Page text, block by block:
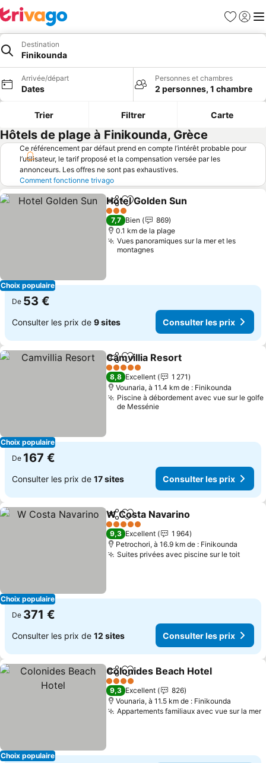
Favoris
Se
Destination
Finikounda
Arrivée/départ
Dates
Personnes et chambres
2 personnes, 1 chambre
Trier Filtrer Carte
Hôtels de plage à Finikounda, Grèce
Ce référencement par défaut prend en compte l’intérêt probable pour
l’utilisateur, le tarif proposé et la compensation versée par les
annonceurs. Les offres ne sont pas exhaustives.
Comment fonctionne trivago
Choix populaire
PartagerAjouter à mes favoris
Hotel Golden Sun
3 Étoiles
7,7 Bien
869
0.1 km de la plage
Vues panoramiques sur la mer et les
montagnes
De 53 €
Consulter les prix de 9 sites Consulter les prix
Choix populaire
PartagerAjouter à mes favoris
Camvillia Resort
5 Étoiles
8,8 Excellent
1 271
Vounaria, à 11.4 km de : Finikounda
Piscine à débordement avec vue sur le golfe
de Messénie
De 167 €
Consulter les prix de 17 sites Consulter les prix
Choix populaire
PartagerAjouter à mes favoris
W Costa Navarino
5 Étoiles
9,3 Excellent
1 964
Petrochori, à 16.9 km de : Finikounda
Suites privées avec piscine sur le toit
De 371 €
Consulter les prix de 12 sites Consulter les prix
Choix populaire
PartagerAjouter à mes favoris
Colonides Beach Hotel
4 Étoiles
9,3 Excellent
826
Vounaria, à 11.5 km de : Finikounda
Appartements familiaux avec vue sur la mer